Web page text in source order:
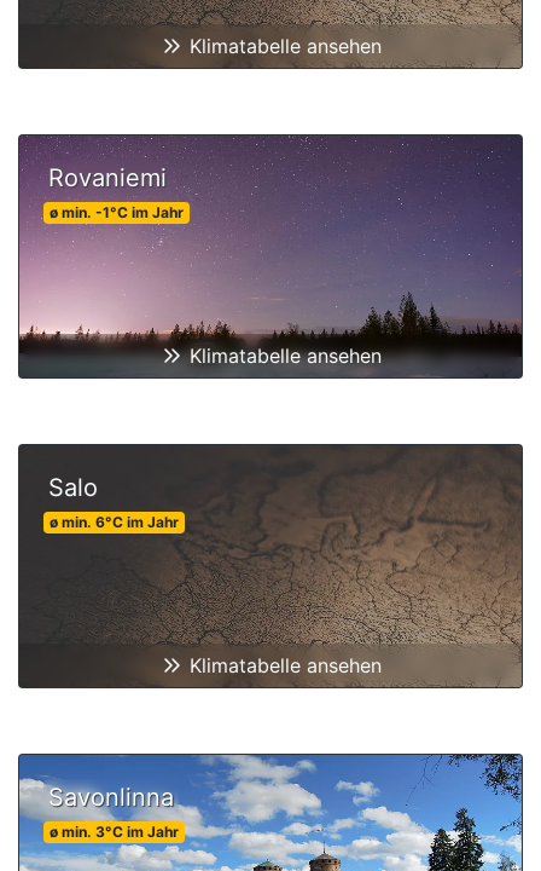
Klimatabelle ansehen
Rovaniemi
ø min. -1°C im Jahr
Klimatabelle ansehen
Salo
ø min. 6°C im Jahr
Klimatabelle ansehen
Savonlinna
ø min. 3°C im Jahr